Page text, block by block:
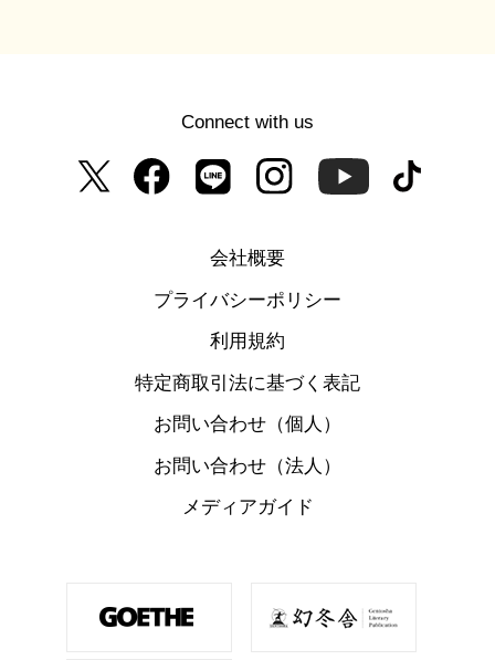
Connect with us
会社概要
プライバシーポリシー
利用規約
特定商取引法に基づく表記
お問い合わせ（個人）
お問い合わせ（法人）
メディアガイド